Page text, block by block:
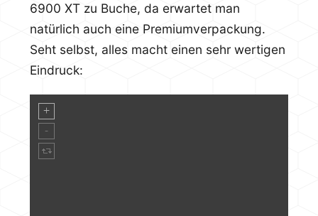
6900 XT zu Buche, da erwartet man
natürlich auch eine Premiumverpackung.
Seht selbst, alles macht einen sehr wertigen
Eindruck: